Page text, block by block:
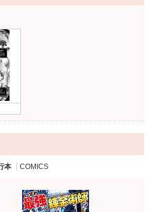
本 COMICS